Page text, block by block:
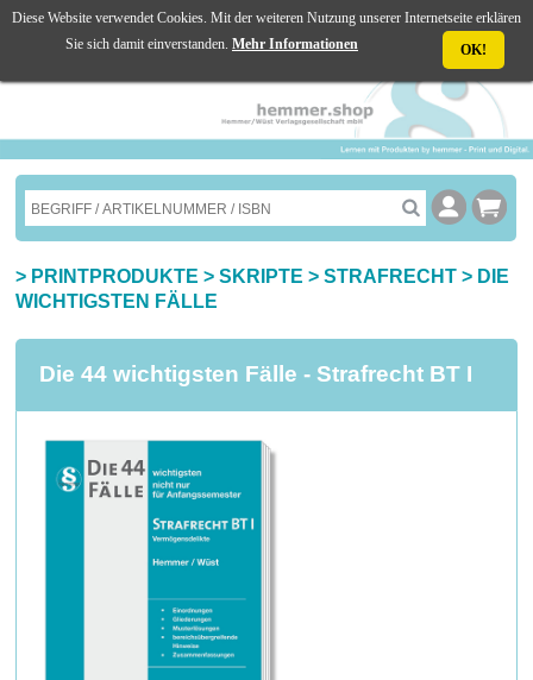
☰ MENU
> PRINTPRODUKTE >SKRIPTE >STRAFRECHT > DIE
WICHTIGSTEN FÄLLE
Die 44 wichtigsten Fälle - Strafrecht BT I
Diese Website verwendet Cookies. Mit der weiteren Nutzung unserer Internetseite erklären
Sie sich damit einverstanden. Mehr Informationen OK!